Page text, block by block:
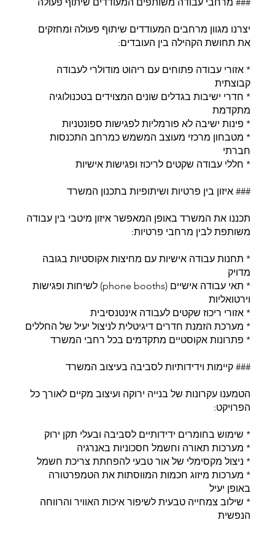
יצרנו מגוון מרחבים המעודדים שיתוף פעולה ומחזקים
את תחושת הקהילה בין העובדים:
* אזורי עבודה פתוחים עם ריהוט מודולרי לעבודה
קבוצתית
* חדרי ישיבות בגדלים שונים המצוידים בטכנולוגיה
מתקדמת
* פינות ישיבה לא פורמליות לפגישות ספונטניות
* מטבחון מרכזי מעוצב המשמש כמרחב התכנסות
חברתי
* חללי עבודה שקטים לריכוז ופגישות אישיות
### איזון בין פרטיות ושיתופיות בתכנון המשרד
תכננו את המשרד באופן המאפשר איזון מיטבי בין עבודה
משותפת לבין מרחבי פרטיות:
* תחנות עבודה אישיות עם מחיצות אקוסטיות בגובה
מדויק
* תאי עבודה אישיים (phone booths) לשיחות ופגישות
וירטואליות
* אזורי ריכוז שקטים לעבודה אינטנסיבית
* מערכת הזמנת חדרים דיגיטלית לניצול יעיל של החללים
* פתרונות אקוסטיים מתקדמים בכל רחבי המשרד
### קיימות וידידותיות לסביבה בעיצוב המשרד
הטמענו עקרונות של בנייה ירוקה ועיצוב מקיים לאורך כל
הפרויקט:
* שימוש בחומרים ידידותיים לסביבה ובעלי תקן ירוק
* מערכות תאורה וחשמל חסכוניות באנרגיה
* ניצול מקסימלי של אור טבעי להפחתת צריכת חשמל
* מערכות מיזוג חכמות המווסתות את הטמפרטורה
באופן יעיל
* שילוב צמחייה טבעית לשיפור איכות האוויר והרווחה
הנפשית